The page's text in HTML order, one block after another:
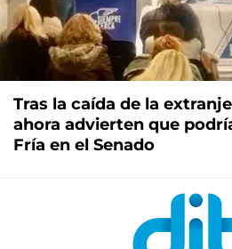
Tras la caída de la
ahora advierten que
Fría en el Senado